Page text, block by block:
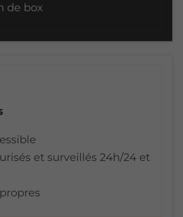
de box
et surveillés 24h/24 et